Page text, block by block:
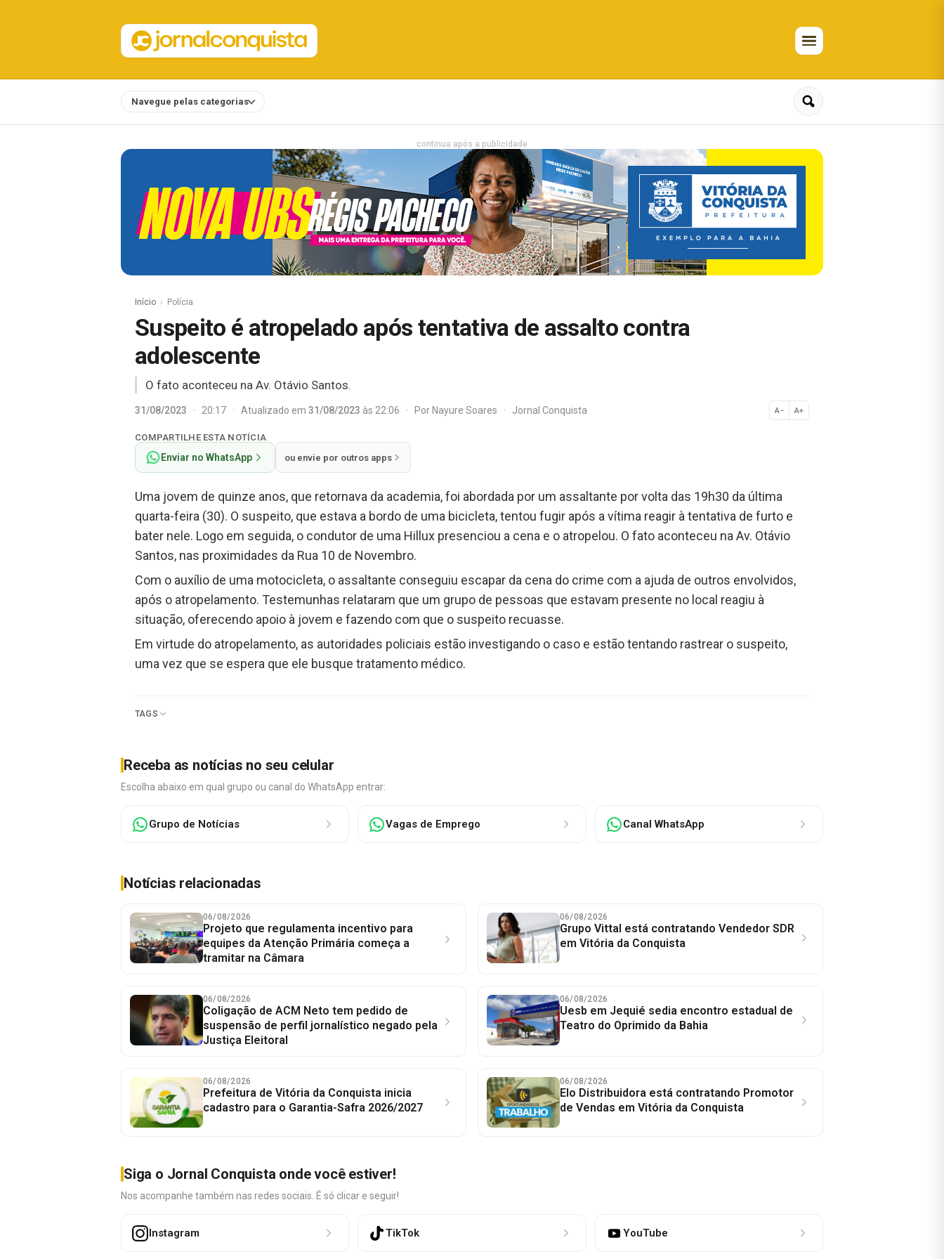
Navegue pelas categorias
continua após a publicidade
Início Polícia
Suspeito é atropelado após tentativa de assalto contra
adolescente
O fato aconteceu na Av. Otávio Santos.
31/08/2023 · 20:17 · Atualizado em 31/08/2023 às 22:06 · PorNayure Soares · Jornal Conquista A− A+
Normal
COMPARTILHE ESTA NOTÍCIA
Enviar no WhatsApp ou envie por outros apps
Uma jovem de quinze anos, que retornava da academia, foi abordada por um assaltante por volta das 19h30 da última
quarta-feira (30). O suspeito, que estava a bordo de uma bicicleta, tentou fugir após a vítima reagir à tentativa de furto e
bater nele. Logo em seguida, o condutor de uma Hillux presenciou a cena e o atropelou. O fato aconteceu na Av. Otávio
Santos, nas proximidades da Rua 10 de Novembro.
Com o auxílio de uma motocicleta, o assaltante conseguiu escapar da cena do crime com a ajuda de outros envolvidos,
após o atropelamento. Testemunhas relataram que um grupo de pessoas que estavam presente no local reagiu à
situação, oferecendo apoio à jovem e fazendo com que o suspeito recuasse.
Em virtude do atropelamento, as autoridades policiais estão investigando o caso e estão tentando rastrear o suspeito,
uma vez que se espera que ele busque tratamento médico.
TAGS
Receba as notícias no seu celular
Escolha abaixo em qual grupo ou canal do WhatsApp entrar:
Grupo de Notícias Vagas de Emprego Canal WhatsApp
Notícias relacionadas
06/08/2026
Projeto que regulamenta incentivo para
equipes da Atenção Primária começa a
tramitar na Câmara
06/08/2026
Grupo Vittal está contratando Vendedor SDR
em Vitória da Conquista
06/08/2026
Coligação de ACM Neto tem pedido de
suspensão de perfil jornalístico negado pela
Justiça Eleitoral
06/08/2026
Uesb em Jequié sedia encontro estadual de
Teatro do Oprimido da Bahia
06/08/2026
Prefeitura de Vitória da Conquista inicia
cadastro para o Garantia-Safra 2026/2027
06/08/2026
Elo Distribuidora está contratando Promotor
de Vendas em Vitória da Conquista
Siga o Jornal Conquista onde você estiver!
Nos acompanhe também nas redes sociais. É só clicar e seguir!
Instagram TikTok YouTube